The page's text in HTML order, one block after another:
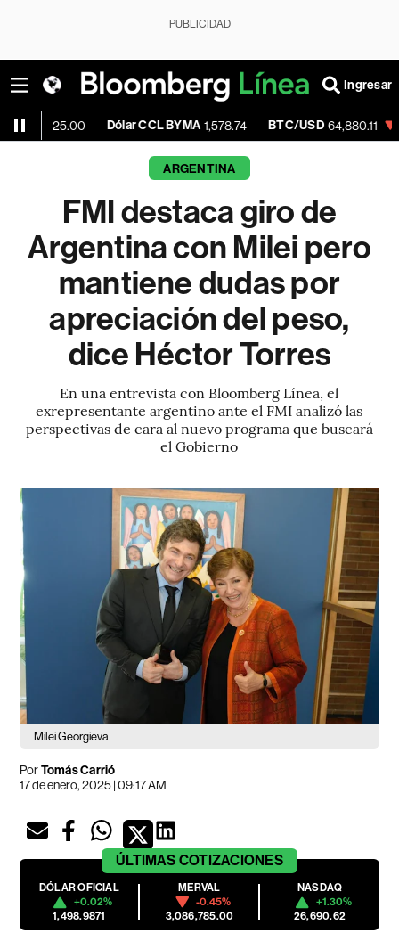
PUBLICIDAD
Ingresar
Dólar CCL BYMA 1,578.74 BTC/USD 64,880.11 -0.09%
ARGENTINA
FMI destaca giro de
Argentina con Milei pero
mantiene dudas por
apreciación del peso,
dice Héctor Torres
En una entrevista con Bloomberg Línea, el
exrepresentante argentino ante el FMI analizó las
perspectivas de cara al nuevo programa que buscará
el Gobierno
Milei Georgieva
PorTomás Carrió
17 de enero, 2025 | 09:17 AM
ÚLTIMAS COTIZACIONES
DÓLAR OFICIAL
+0.02%
1,498.9871
MERVAL
-0.45%
3,086,785.00
NASDAQ
+1.30%
26,690.62